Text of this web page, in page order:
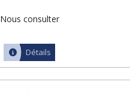
Nous consulter
Détails